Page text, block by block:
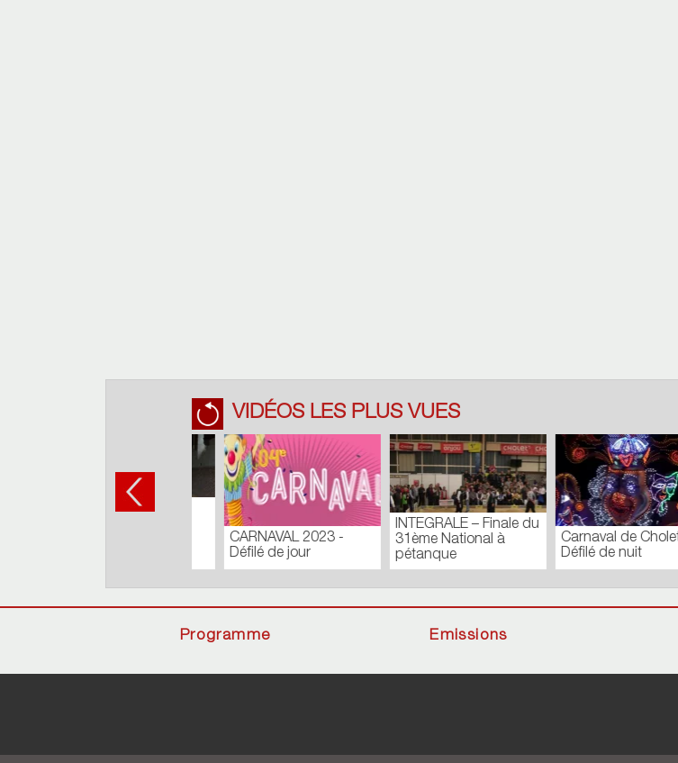
VIDÉOS LES PLUS VUES
Journal du Lundi 27
Août 2018
TOUR DES
COMMUNES_N171
Batistyl
CONSEIL MUNICIPAL
EXTRAORDINAIRE –
FÉVRIER 2019
Programme Emissions